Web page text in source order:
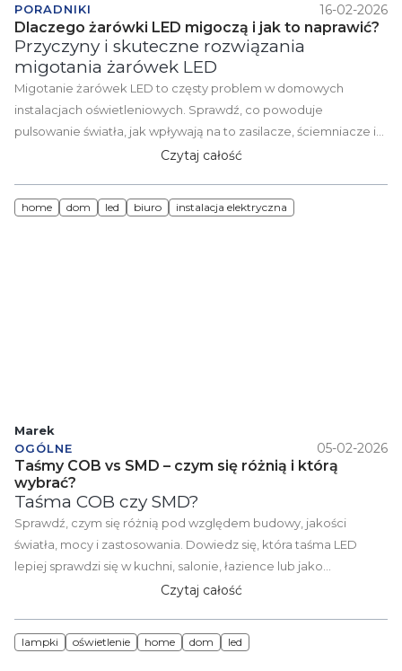
PORADNIKI 16-02-2026
Dlaczego żarówki LED migoczą i jak to naprawić?
Przyczyny i skuteczne rozwiązania
migotania żarówek LED
Migotanie żarówek LED to częsty problem w domowych
instalacjach oświetleniowych. Sprawdź, co powoduje
pulsowanie światła, jak wpływają na to zasilacze, ściemniacze i
instalacja elektryczna oraz jakie rozwiązania pozwalają szybko
Czytaj całość
home dom led biuro instalacja elektryczna
OGÓLNE 05-02-2026
Taśmy COB vs SMD – czym się różnią i którą
wybrać?
Taśma COB czy SMD?
Sprawdź, czym się różnią pod względem budowy, jakości
światła, mocy i zastosowania. Dowiedz się, która taśma LED
lepiej sprawdzi się w kuchni, salonie, łazience lub jako
oświetlenie dekoracyjne i funkcjonalne.
Czytaj całość
Marek
lampki oświetlenie home dom led